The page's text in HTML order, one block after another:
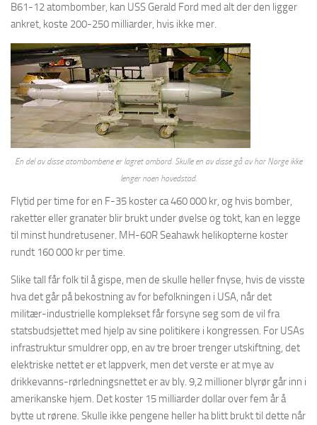
B61-12 atombomber, kan USS Gerald Ford med alt der den ligger
ankret, koste 200-250 milliarder, hvis ikke mer.
En del av disse atombombene er lagret ombord. Skulle en av disse gå av har Norge ikke
lenger noen hovedstad.
Flytid per time for en F-35 koster ca 460 000 kr, og hvis bomber,
raketter eller granater blir brukt under øvelse og tokt, kan en legge
til minst hundretusener. MH-60R Seahawk helikopterne koster
rundt 160 000 kr per time.
Slike tall får folk til å gispe, men de skulle heller fnyse, hvis de visste
hva det går på bekostning av for befolkningen i USA, når det
militær-industrielle komplekset får forsyne seg som de vil fra
statsbudsjettet med hjelp av sine politikere i kongressen. For USAs
infrastruktur smuldrer opp, en av tre broer trenger utskiftning, det
elektriske nettet er et lappverk, men det verste er at mye av
drikkevanns-rørledningsnettet er av bly. 9,2 millioner blyrør går inn i
amerikanske hjem. Det koster 15 milliarder dollar over fem år å
bytte ut rørene. Skulle ikke pengene heller ha blitt brukt til dette når